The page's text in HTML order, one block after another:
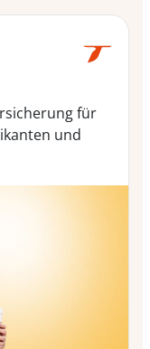
für
und